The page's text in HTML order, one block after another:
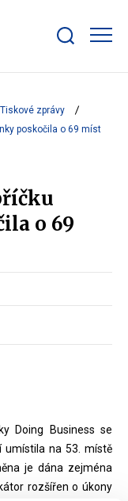
bar
Tiskové zprávy
poskočila o 69 míst
o 69
Doing Business se
umístila na 53. místě
je dána zejména
rozšířen o úkony